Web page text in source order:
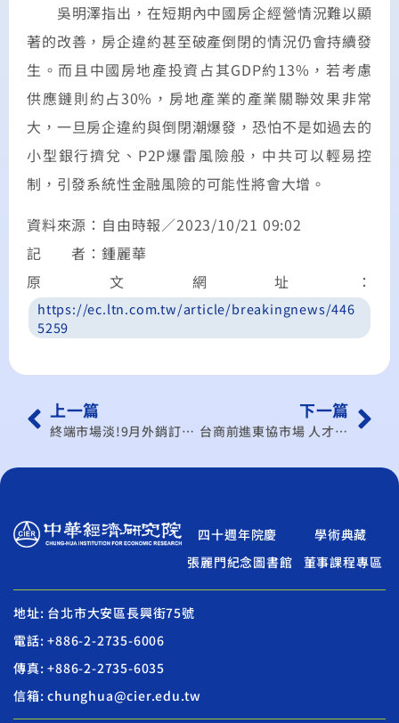
吳明澤指出，在短期內中國房企經營情況難以顯
著的改善，房企違約甚至破產倒閉的情況仍會持續發
生。而且中國房地產投資占其GDP約13%，若考慮
供應鏈則約占30%，房地產業的產業關聯效果非常
大，一旦房企違約與倒閉潮爆發，恐怕不是如過去的
小型銀行擠兌、P2P爆雷風險般，中共可以輕易控
制，引發系統性金融風險的可能性將會大增。
資料來源：自由時報／2023/10/21 09:02
記 者：鍾麗華
原文網址：
https://ec.ltn.com.tw/article/breakingnews/446
5259
上一篇
終端市場淡!9月外銷訂單連13黑 年減15.6%
下一篇
台商前進東協市場 人才老問題變新挑戰
四十週年院慶
學術典藏
張麗門紀念圖書館
董事課程專區
地址: 台北市大安區長興街75號
電話: +886-2-2735-6006
傳真: +886-2-2735-6035
信箱: chunghua@cier.edu.tw